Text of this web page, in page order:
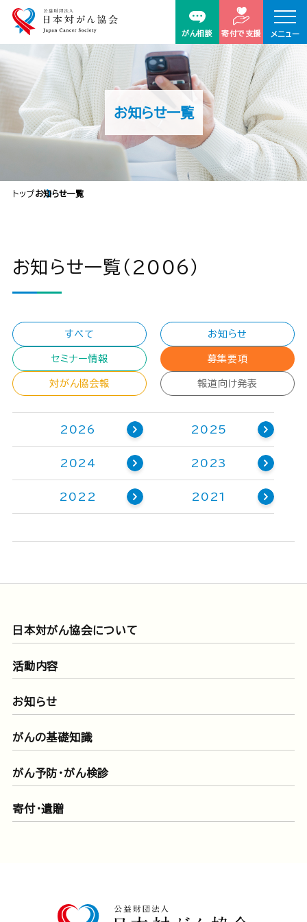
がん相談 寄付で支援 メニュー
お知らせ一覧
トップお知らせ一覧
お知らせ一覧（2006）
すべて お知らせ
セミナー情報 募集要項
対がん協会報 報道向け発表
2026 2025
2024 2023
2022 2021
日本対がん協会について
活動内容
お知らせ
がんの基礎知識
がん予防・がん検診
寄付・遺贈